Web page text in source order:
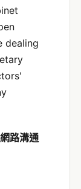
dealing
路溝通